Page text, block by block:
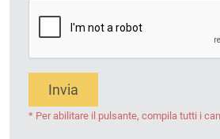
Invia
* Per abilitare il pulsante, compila tutti i